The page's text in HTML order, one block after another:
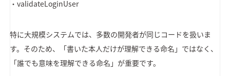
・validateLoginUser
特に大規模システムでは、多数の開発者が同じコードを扱いま
す。そのため、「書いた本人だけが理解できる命名」ではなく、
「誰でも意味を理解できる命名」が重要です。